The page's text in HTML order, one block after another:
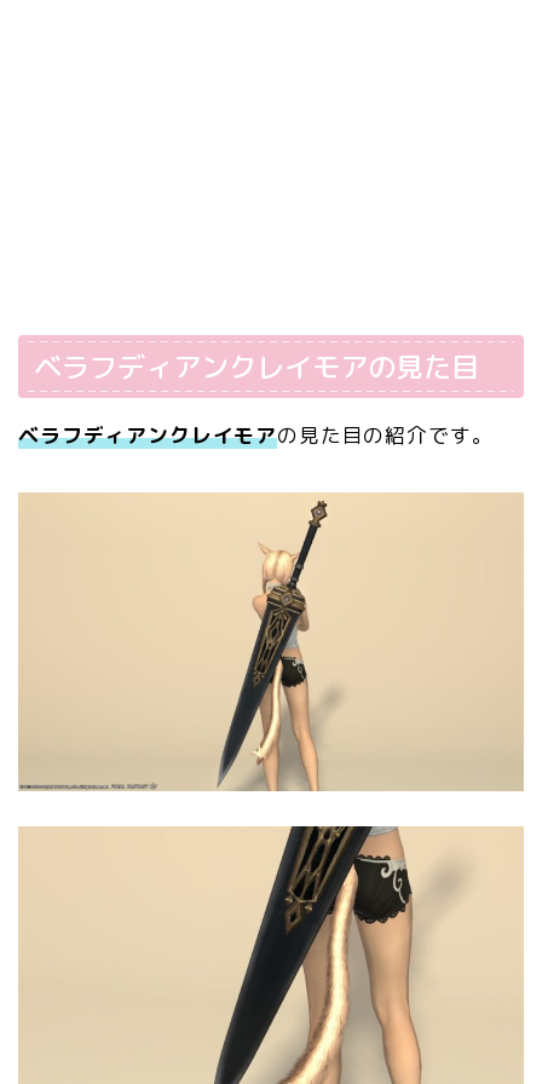
ベラフディアンクレイモアの見た目
ベラフディアンクレイモアの見た目の紹介です。